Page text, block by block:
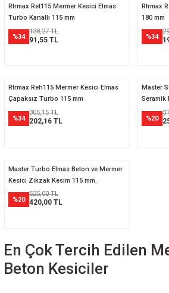
Rtrmax Ret115 Mermer Kesici Elmas
Turbo Kanallı 115 mm
%34
138,27 TL
91,55 TL
Rtrmax
180 mm
%34
Rtrmax Reh115 Mermer Kesici Elmas
Çapaksız Turbo 115 mm
%34
305,15 TL
202,16 TL
Master
Seramik
%20
Master Turbo Elmas Beton ve Mermer
Kesici Zikzak Kesim 115 mm.
%20
525,00 TL
420,00 TL
En Çok Tercih Edilen
Beton Kesiciler